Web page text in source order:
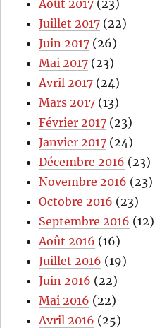
Août 2017 (23)
Juillet 2017 (22)
Juin 2017 (26)
Mai 2017 (23)
Avril 2017 (24)
Mars 2017 (13)
Février 2017 (23)
Janvier 2017 (24)
Décembre 2016 (23)
Novembre 2016 (23)
Octobre 2016 (23)
Septembre 2016 (12)
Août 2016 (16)
Juillet 2016 (19)
Juin 2016 (22)
Mai 2016 (22)
Avril 2016 (25)